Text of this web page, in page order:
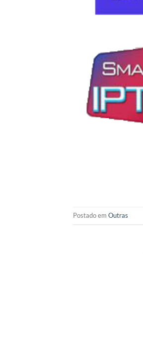
Postado em Outras